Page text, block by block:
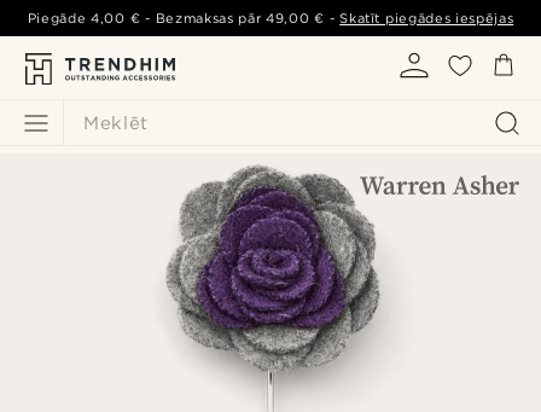
Meklēt
Piegāde4,00 € - Bezmaksas pār49,00 € -Skatīt piegādes iespējas